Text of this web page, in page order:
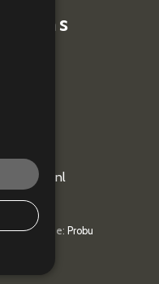
| Realisatie: Probu